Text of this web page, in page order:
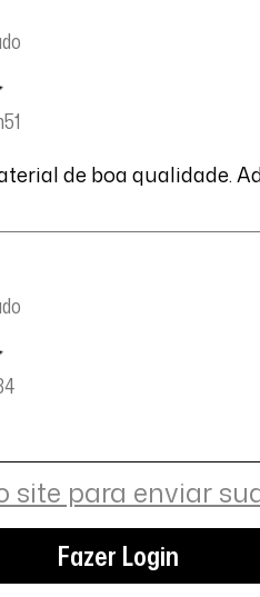
de boa qualidade.
site para enviar
Fazer Login